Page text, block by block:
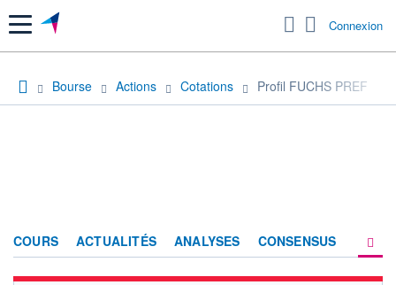
Menu Connexion
Bourse Actions Cotations Profil FUCHS PREF
COURS ACTUALITÉS ANALYSES CONSENSUS